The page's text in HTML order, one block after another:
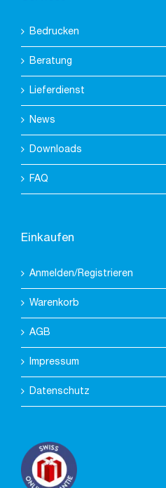
Bedrucken
Beratung
Lieferdienst
News
Downloads
FAQ
Einkaufen
Anmelden/Registrieren
Warenkorb
AGB
Impressum
Datenschutz